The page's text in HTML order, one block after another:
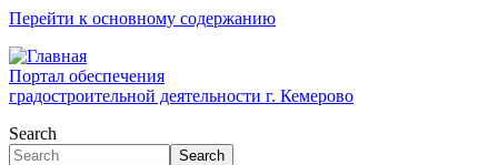
Перейти к основному содержанию
Портал обеспечения
градостроительной деятельности г. Кемерово
Search
Search